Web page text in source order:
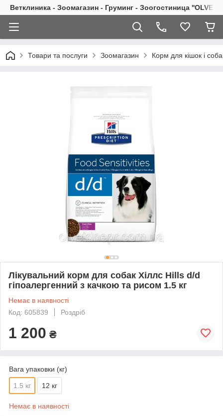
Ветклиника - Зоомагазин - Груминг - Зоогостиница ''OLVET''
Товари та послуги Зоомагазин Корм для кішок і
Лікувальний корм для собак Хіллс Hills d/d
гіпоалергенний з качкою та рисом 1.5 кг
Немає в наявності
Код: 605839
Роздріб
1 200 ₴
Вага упаковки (кг)
1.5 кг 12 кг
Немає в наявності